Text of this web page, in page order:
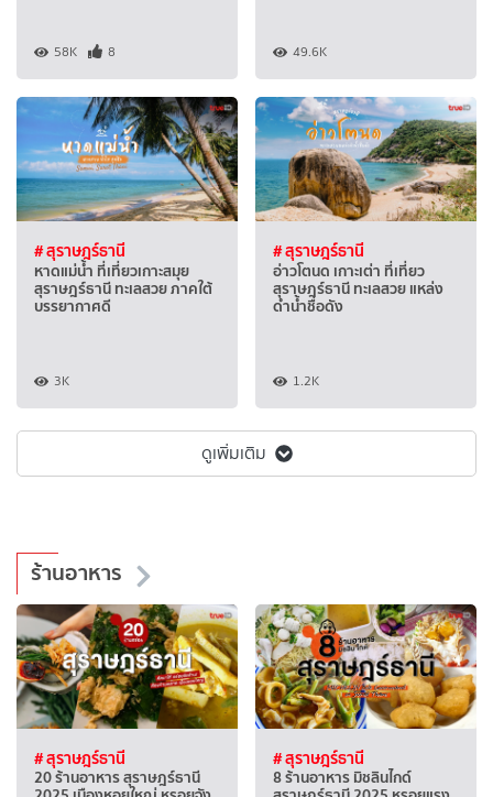
58K 8 49.6K
# สุราษฎร์ธานี
หาดแม่น้ำ ที่เที่ยวเกาะสมุย
สุราษฎร์ธานี ทะเลสวย ภาคใต้
บรรยากาศดี
3K
# สุราษฎร์ธานี
อ่าวโตนด เกาะเต่า ที่เที่ยว
สุราษฎร์ธานี ทะเลสวย แหล่ง
ดำน้ำชื่อดัง
1.2K
ดูเพิ่มเติม
ร้านอาหาร
# สุราษฎร์ธานี
20 ร้านอาหาร สุราษฎร์ธานี
# สุราษฎร์ธานี
8 ร้านอาหาร มิชลินไกด์